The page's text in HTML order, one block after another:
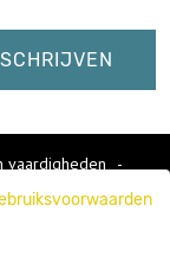
vaardigheden
-